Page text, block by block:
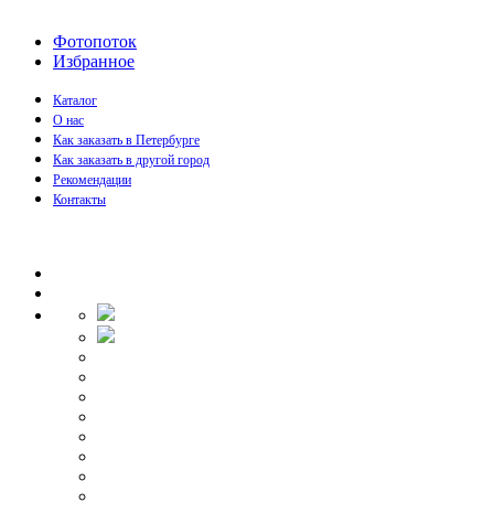
Фотопоток
Избранное
Каталог
О нас
Как заказать в Петербурге
Как заказать в другой город
Рекомендации
Контакты